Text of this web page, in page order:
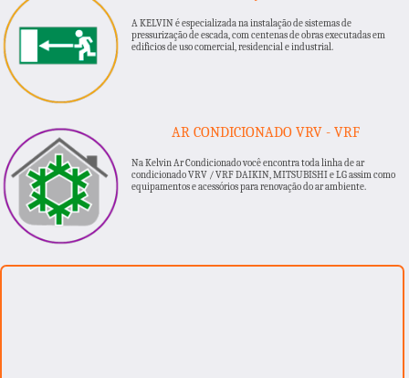
A KELVIN é especializada na instalação de sistemas de
pressurização de escada, com centenas de obras executadas em
edificios de uso comercial, residencial e industrial.
AR CONDICIONADO VRV - VRF
Na Kelvin Ar Condicionado você encontra toda linha de ar
condicionado VRV / VRF DAIKIN, MITSUBISHI e LG assim como
equipamentos e acessórios para renovação do ar ambiente.